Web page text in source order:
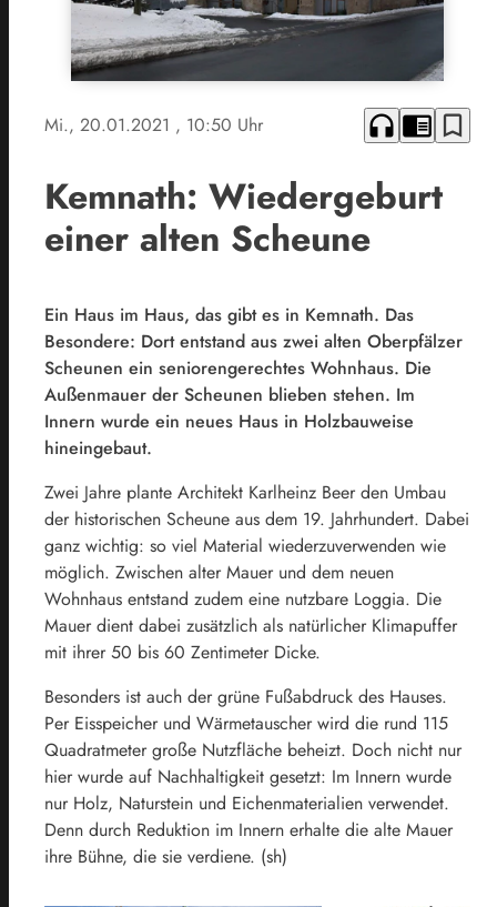
Mi., 20.01.2021 , 10:50 Uhr headphones chrome_reader_mode bookmark_border
Kemnath: Wiedergeburt
einer alten Scheune
Ein Haus im Haus, das gibt es in Kemnath. Das
Besondere: Dort entstand aus zwei alten Oberpfälzer
Scheunen ein seniorengerechtes Wohnhaus. Die
Außenmauer der Scheunen blieben stehen. Im
Innern wurde ein neues Haus in Holzbauweise
hineingebaut.
Zwei Jahre plante Architekt Karlheinz Beer den Umbau
der historischen Scheune aus dem 19. Jahrhundert. Dabei
ganz wichtig: so viel Material wiederzuverwenden wie
möglich. Zwischen alter Mauer und dem neuen
Wohnhaus entstand zudem eine nutzbare Loggia. Die
Mauer dient dabei zusätzlich als natürlicher Klimapuffer
mit ihrer 50 bis 60 Zentimeter Dicke.
Besonders ist auch der grüne Fußabdruck des Hauses.
Per Eisspeicher und Wärmetauscher wird die rund 115
Quadratmeter große Nutzfläche beheizt. Doch nicht nur
hier wurde auf Nachhaltigkeit gesetzt: Im Innern wurde
nur Holz, Naturstein und Eichenmaterialien verwendet.
Denn durch Reduktion im Innern erhalte die alte Mauer
ihre Bühne, die sie verdiene. (sh)